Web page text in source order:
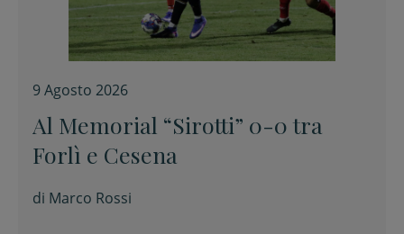
9 Agosto 2026
Al Memorial “Sirotti” 0-0 tra
Forlì e Cesena
di Marco Rossi